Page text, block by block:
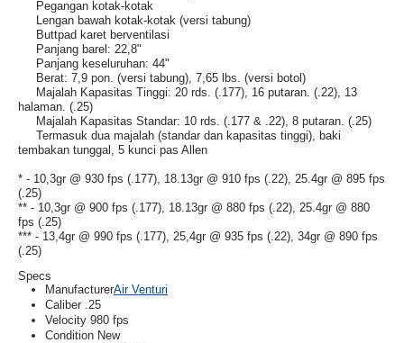
Pegangan kotak-kotak
Lengan bawah kotak-kotak (versi tabung)
Buttpad karet berventilasi
Panjang barel: 22,8"
Panjang keseluruhan: 44"
Berat: 7,9 pon. (versi tabung), 7,65 lbs. (versi botol)
Majalah Kapasitas Tinggi: 20 rds. (.177), 16 putaran. (.22), 13
halaman. (.25)
Majalah Kapasitas Standar: 10 rds. (.177 & .22), 8 putaran. (.25)
Termasuk dua majalah (standar dan kapasitas tinggi), baki
tembakan tunggal, 5 kunci pas Allen
* - 10,3gr @ 930 fps (.177), 18.13gr @ 910 fps (.22), 25.4gr @ 895 fps
(.25)
** - 10,3gr @ 900 fps (.177), 18.13gr @ 880 fps (.22), 25.4gr @ 880
fps (.25)
*** - 13,4gr @ 990 fps (.177), 25,4gr @ 935 fps (.22), 34gr @ 890 fps
(.25)
Specs
ManufacturerAir Venturi
Caliber .25
Velocity 980 fps
Condition New